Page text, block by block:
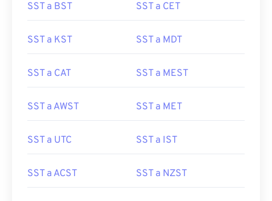
SST a BST SST a CET
SST a KST SST a MDT
SST a CAT SST a MEST
SST a AWST SST a MET
SST a UTC SST a IST
SST a ACST SST a NZST